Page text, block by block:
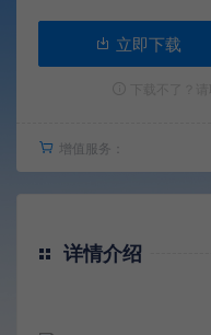
立即下载
增值服务：
详情介绍